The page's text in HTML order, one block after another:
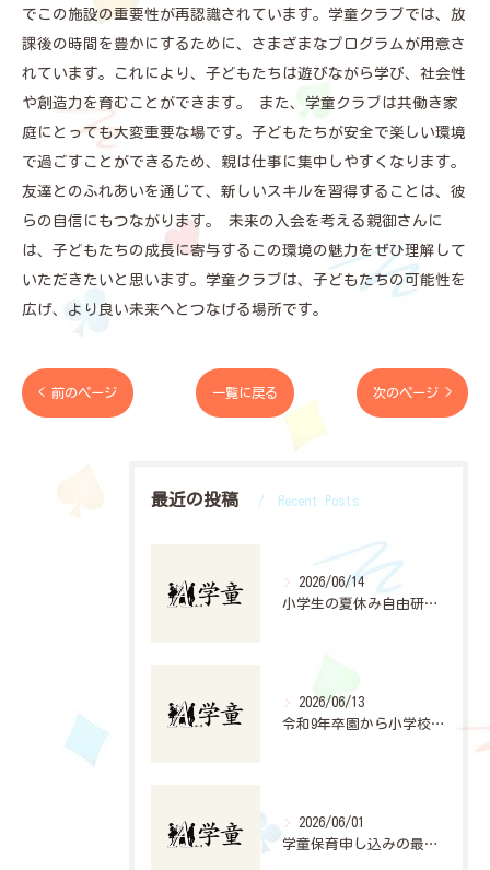
でこの施設の重要性が再認識されています。学童クラブでは、放
課後の時間を豊かにするために、さまざまなプログラムが用意さ
れています。これにより、子どもたちは遊びながら学び、社会性
や創造力を育むことができます。 また、学童クラブは共働き家
庭にとっても大変重要な場です。子どもたちが安全で楽しい環境
で過ごすことができるため、親は仕事に集中しやすくなります。
友達とのふれあいを通じて、新しいスキルを習得することは、彼
らの自信にもつながります。 未来の入会を考える親御さんに
は、子どもたちの成長に寄与するこの環境の魅力をぜひ理解して
いただきたいと思います。学童クラブは、子どもたちの可能性を
広げ、より良い未来へとつなげる場所です。
< 前のページ 一覧に戻る 次のページ >
最近の投稿 Recent Posts
2026/06/14
小学生の夏休み自由研究計画法
2026/06/13
令和9年卒園から小学校入学準備と学童申込の手引き
2026/06/01
学童保育申し込みの最新動向と活用法